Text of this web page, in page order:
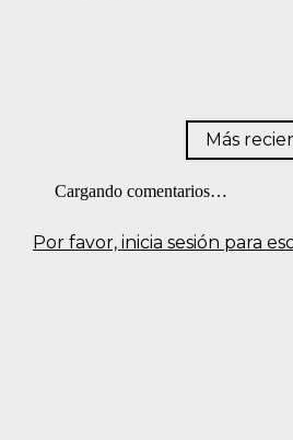
Por favor, inicia sesión para
Más
Cargando comentarios…